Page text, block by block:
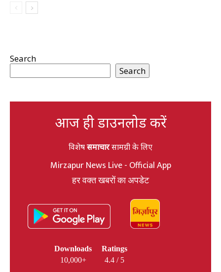
Search
Search
आज ही डाउनलोड करें
विशेषसमाचारसामग्री के लिए
Mirzapur News Live - Official App
हर वक्त खबरों का अपडेट
Downloads
10,000+
Ratings
4.4 / 5